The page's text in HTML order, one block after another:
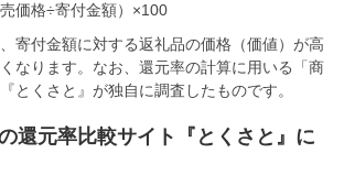
価格÷寄付金額）×100
寄付金額に対する返礼品の価格（価値）が高
なります。なお、還元率の計算に用いる「商
とくさと』が独自に調査したものです。
還元率比較サイト『とくさと』に